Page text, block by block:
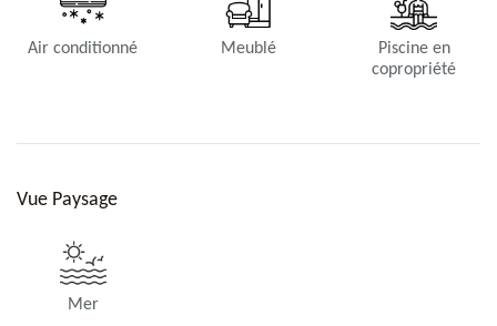
Air conditionné Meublé
Piscine en
copropriété
Vue Paysage
Mer